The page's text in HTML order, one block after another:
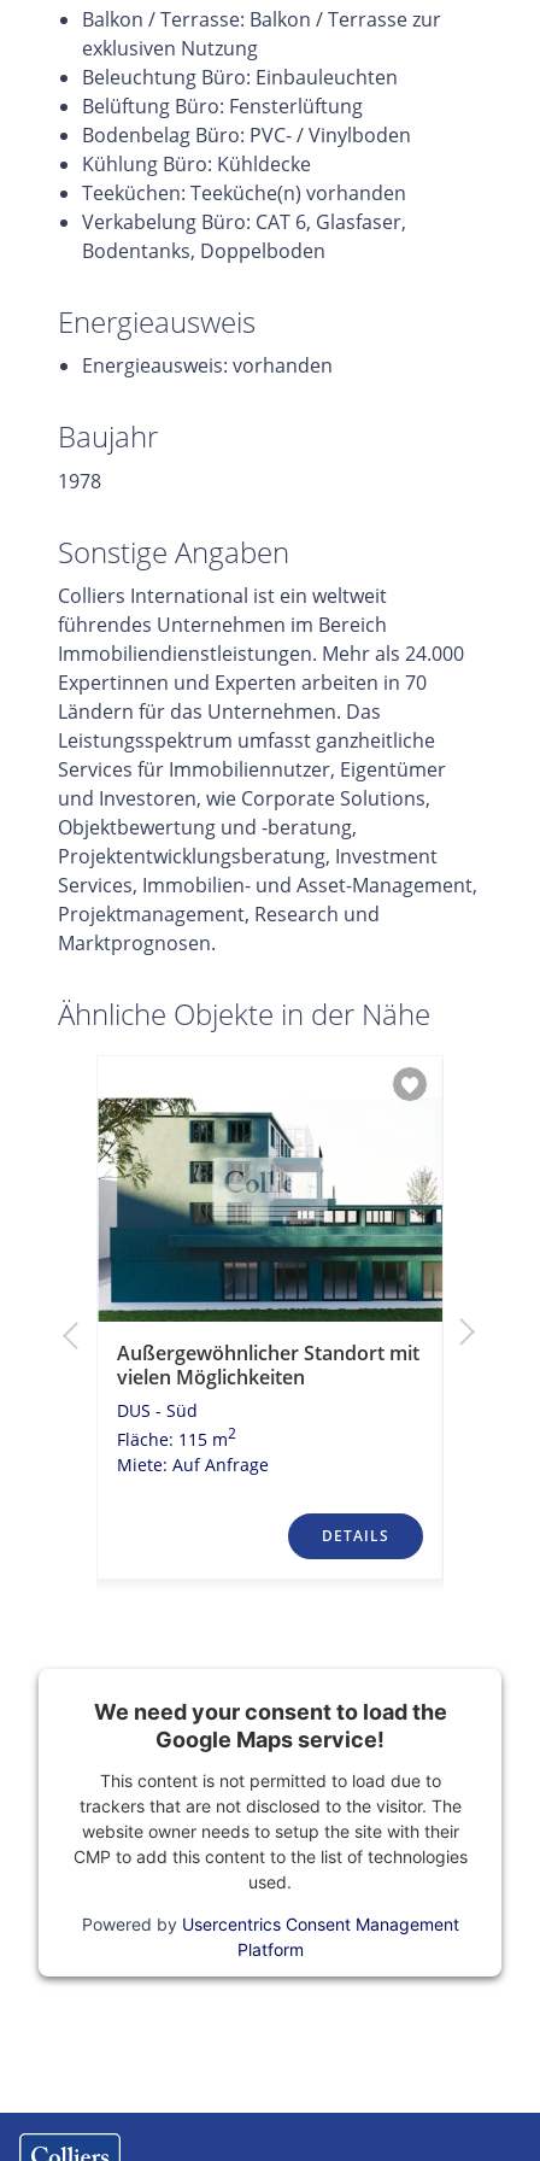
Balkon / Terrasse: Balkon / Terrasse zur
exklusiven Nutzung
Beleuchtung Büro: Einbauleuchten
Belüftung Büro: Fensterlüftung
Bodenbelag Büro: PVC- / Vinylboden
Kühlung Büro: Kühldecke
Teeküchen: Teeküche(n) vorhanden
Verkabelung Büro: CAT 6, Glasfaser,
Bodentanks, Doppelboden
Energieausweis
Energieausweis: vorhanden
Baujahr
1978
Sonstige Angaben
Colliers International ist ein weltweit
führendes Unternehmen im Bereich
Immobiliendienstleistungen. Mehr als 24.000
Expertinnen und Experten arbeiten in 70
Ländern für das Unternehmen. Das
Leistungsspektrum umfasst ganzheitliche
Services für Immobiliennutzer, Eigentümer
und Investoren, wie Corporate Solutions,
Objektbewertung und -beratung,
Projektentwicklungsberatung, Investment
Services, Immobilien- und Asset-Management,
Projektmanagement, Research und
Marktprognosen.
Ähnliche Objekte in der Nähe
Außergewöhnlicher Standort mit
vielen Möglichkeiten
DUS - Süd
Fläche: 115 m2
Miete: Auf Anfrage
DETAILS
We need your consent to load the
Google Maps service!
This content is not permitted to load due to
trackers that are not disclosed to the visitor. The
website owner needs to setup the site with their
CMP to add this content to the list of technologies
used.
Powered by Usercentrics Consent Management
Platform